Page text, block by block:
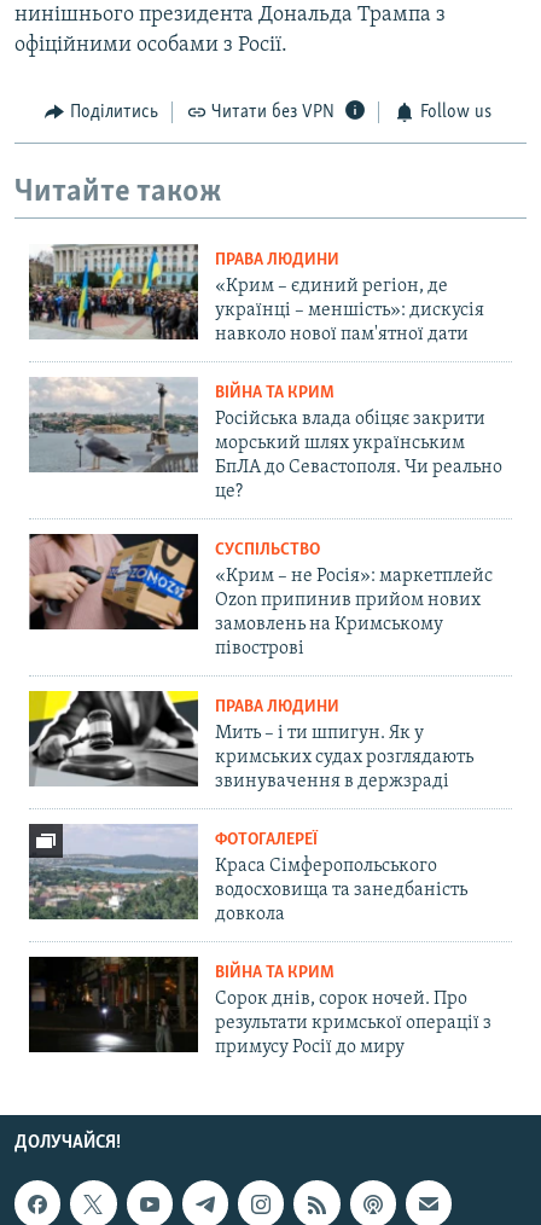
нинішнього президента Дональда Трампа з
офіційними особами з Росії.
Поділитись Читати без VPN Follow us
Читайте також
ПРАВА ЛЮДИНИ
«Крим – єдиний регіон, де
українці – меншість»: дискусія
навколо нової пам'ятної дати
ВІЙНА ТА КРИМ
Російська влада обіцяє закрити
морський шлях українським
БпЛА до Севастополя. Чи реально
це?
СУСПІЛЬСТВО
«Крим – не Росія»: маркетплейс
Ozon припинив прийом нових
замовлень на Кримському
півострові
ПРАВА ЛЮДИНИ
Мить – і ти шпигун. Як у
кримських судах розглядають
звинувачення в держзраді
ФОТОГАЛЕРЕЇ
Краса Сімферопольського
водосховища та занедбаність
довкола
ВІЙНА ТА КРИМ
Сорок днів, сорок ночей. Про
результати кримської операції з
примусу Росії до миру
ДОЛУЧАЙСЯ!